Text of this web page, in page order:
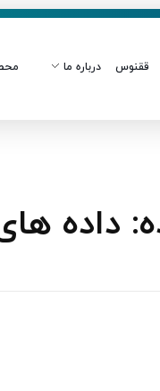
ققنوس درباره ما
داده‌